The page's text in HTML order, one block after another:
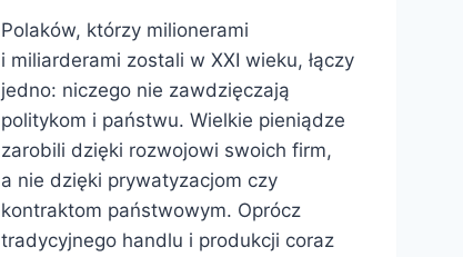
Polaków, którzy milionerami
i miliarderami zostali w XXI wieku, łączy
jedno: niczego nie zawdzięczają
politykom i państwu. Wielkie pieniądze
zarobili dzięki rozwojowi swoich firm,
a nie dzięki prywatyzacjom czy
kontraktom państwowym. Oprócz
tradycyjnego handlu i produkcji coraz